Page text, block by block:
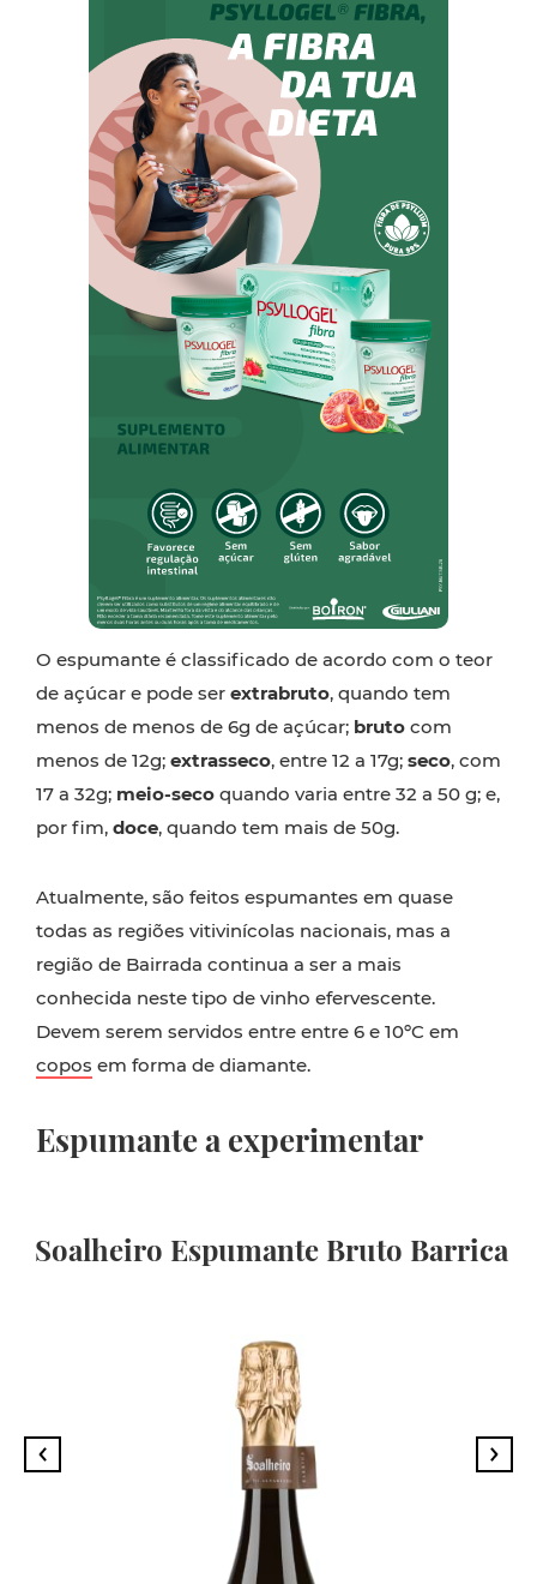
O espumante é classificado de acordo com o teor
de açúcar e pode ser extrabruto, quando tem
menos de menos de 6g de açúcar; bruto com
menos de 12g; extrasseco, entre 12 a 17g; seco, com
17 a 32g; meio-seco quando varia entre 32 a 50 g; e,
por fim, doce, quando tem mais de 50g.
Atualmente, são feitos espumantes em quase
todas as regiões vitivinícolas nacionais, mas a
região de Bairrada continua a ser a mais
conhecida neste tipo de vinho efervescente.
Devem serem servidos entre entre 6 e 10ºC em
copos em forma de diamante.
Espumante a experimentar
Soalheiro Espumante Bruto Barrica